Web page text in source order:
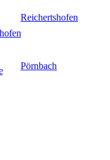
Reichertshofen
Pörnbach